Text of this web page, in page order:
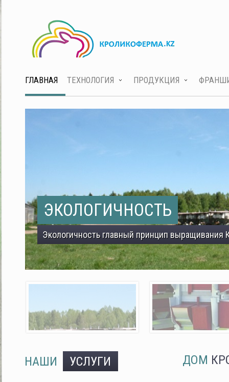
ГЛАВНАЯ ТЕХНОЛОГИЯ ПРОДУКЦИЯ
ЭКОЛОГИЧНОСТЬ
Экологичность главный принцип выращивания
НАШИ УСЛУГИ ДОМ